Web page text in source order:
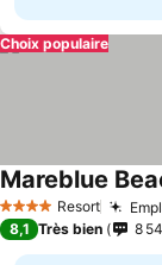
Choix populaire
4 Étoiles Resort
Mareblue
8,1 Très bien 8